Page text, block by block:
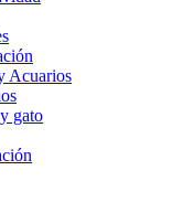
Acuarios
gato